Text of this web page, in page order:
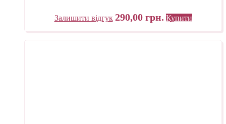
Залишити відгук 290,00 грн. Купити